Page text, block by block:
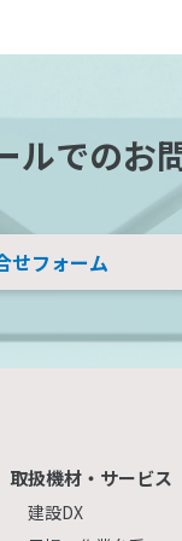
ルでのお
せフォーム
取扱機材・サービス
建設DX